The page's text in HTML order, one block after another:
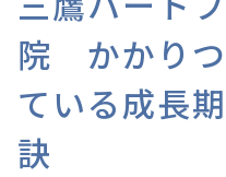
院 かかりつ
ている成長
訣